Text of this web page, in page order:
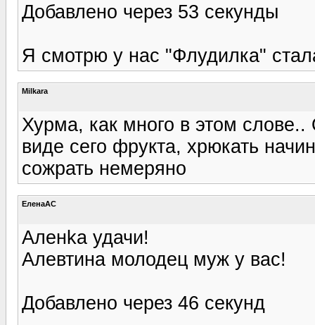
Добавлено через 53 секунды
Я смотрю у нас "Флудилка"
Milkara
Хурма, как много в этом
виде сего фрукта, хрюкать
сожрать немеряно
ЕленаАС
Аленka удачи!
Алевтина молодец муж у вас!
Добавлено через 46 секунд